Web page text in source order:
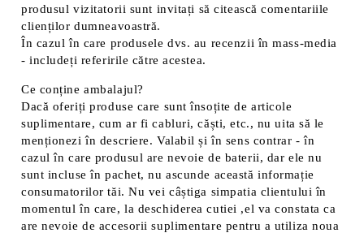
produsul vizitatorii sunt invitați să citească comentariile
clienților dumneavoastră.
În cazul în care produsele dvs. au recenzii în mass-media
- includeți referirile către acestea.
Ce conține ambalajul?
Dacă oferiți produse care sunt însoțite de articole
suplimentare, cum ar fi cabluri, căști, etc., nu uita să le
menționezi în descriere. Valabil și în sens contrar - în
cazul în care produsul are nevoie de baterii, dar ele nu
sunt incluse în pachet, nu ascunde această informație
consumatorilor tăi. Nu vei câștiga simpatia clientului în
momentul în care, la deschiderea cutiei ,el va constata ca
are nevoie de accesorii suplimentare pentru a utiliza noua